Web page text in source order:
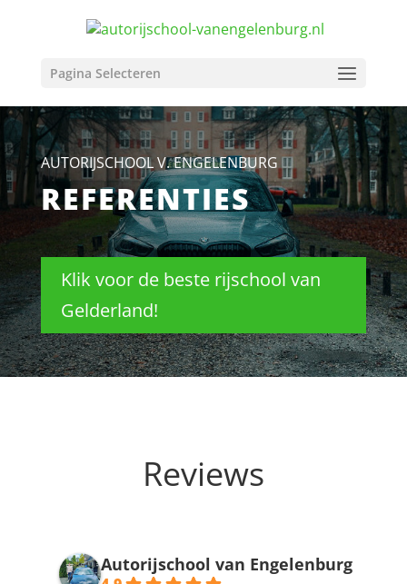
Pagina Selecteren
AUTORIJSCHOOL V. ENGELENBURG
REFERENTIES
Klik voor de beste rijschool van
Gelderland!
Reviews
Autorijschool van Engelenburg